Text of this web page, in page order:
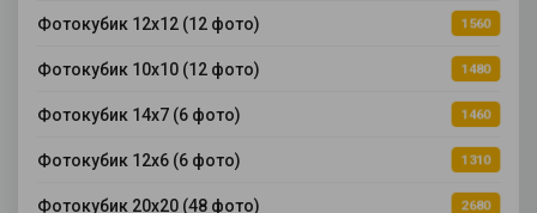
Фотокубик 12х12 (12 фото) 1560
Фотокубик 10х10 (12 фото) 1480
Фотокубик 14х7 (6 фото) 1460
Фотокубик 12х6 (6 фото) 1310
Фотокубик 20х20 (48 фото) 2680